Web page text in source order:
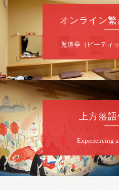
（ジャグリング
ございません）
★菟道亭
夜
8月10日（
桂慶治朗 月例
桂慶治朗「鉄砲
／桂弥壱「開口
前売2,000円 当
お問合せ：慶治
2020
★菟道亭
オンライン繁
莵道亭（ピーティ
上方落
Experiencing